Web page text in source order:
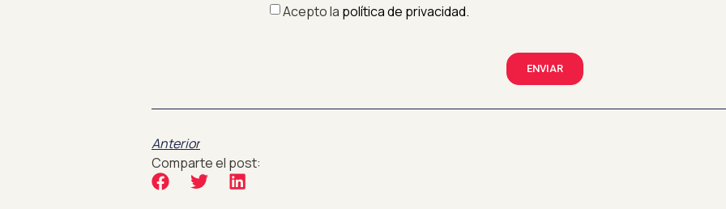
Acepto la política de privacidad.
ENVIAR
Anterior
Comparte el post: